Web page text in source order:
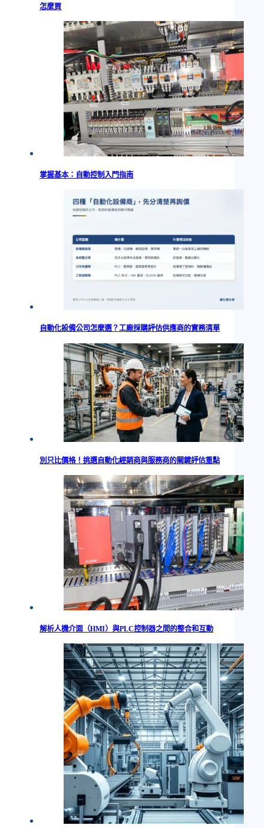
怎麼買
掌握基本：自動控制入門指南
自動化設備公司怎麼選？工廠採購評估供應商的實務清單
別只比價格！挑選自動化經銷商與服務商的關鍵評估重點
解析人機介面（HMI）與PLC控制器之間的整合和互動